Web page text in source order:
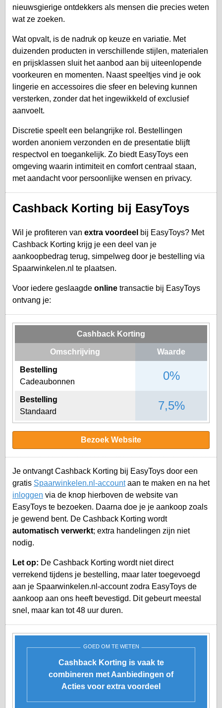
nieuwsgierige ontdekkers als mensen die precies weten
wat ze zoeken.
Wat opvalt, is de nadruk op keuze en variatie. Met
duizenden producten in verschillende stijlen, materialen
en prijsklassen sluit het aanbod aan bij uiteenlopende
voorkeuren en momenten. Naast speeltjes vind je ook
lingerie en accessoires die sfeer en beleving kunnen
versterken, zonder dat het ingewikkeld of exclusief
aanvoelt.
Discretie speelt een belangrijke rol. Bestellingen
worden anoniem verzonden en de presentatie blijft
respectvol en toegankelijk. Zo biedt EasyToys een
omgeving waarin intimiteit en comfort centraal staan,
met aandacht voor persoonlijke wensen en privacy.
Cashback Korting bij EasyToys
Wil je profiteren van extra voordeel bij EasyToys? Met
Cashback Korting krijg je een deel van je
aankoopbedrag terug, simpelweg door je bestelling via
Spaarwinkelen.nl te plaatsen.
Voor iedere geslaagde online transactie bij EasyToys
ontvang je:
Cashback Korting
Omschrijving Waarde
Bestelling
Cadeaubonnen
0%
Bestelling
Standaard
7,5%
Bezoek Website
Je ontvangt Cashback Korting bij EasyToys door een
gratis Spaarwinkelen.nl-accountaan te maken en na het
inloggen via de knop hierboven de website van
EasyToys te bezoeken. Daarna doe je je aankoop zoals
je gewend bent. De Cashback Korting wordt
automatisch verwerkt; extra handelingen zijn niet
nodig.
Let op: De Cashback Korting wordt niet direct
verrekend tijdens je bestelling, maar later toegevoegd
aan je Spaarwinkelen.nl-accountzodra EasyToys de
aankoop aan ons heeft bevestigd. Dit gebeurt meestal
snel, maar kan tot 48 uur duren.
GOED OM TE WETEN
Cashback Korting is vaak te
combineren met Aanbiedingen of
Acties voor extra voordeel